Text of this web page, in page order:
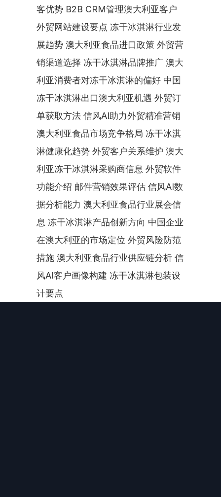
客优势 B2B CRM管理澳大利亚客户
外贸网站建设要点 冻干冰淇淋行业发
展趋势 澳大利亚食品进口政策 外贸营
销渠道选择 冻干冰淇淋品牌推广 澳大
利亚消费者对冻干冰淇淋的偏好 中国
冻干冰淇淋出口澳大利亚机遇 外贸订
单获取方法 信风AI助力外贸精准营销
澳大利亚食品市场竞争格局 冻干冰淇
淋健康化趋势 外贸客户关系维护 澳大
利亚冻干冰淇淋采购商信息 外贸软件
功能介绍 邮件营销效果评估 信风AI数
据分析能力 澳大利亚食品行业展会信
息 冻干冰淇淋产品创新方向 中国企业
在澳大利亚的市场定位 外贸风险防范
措施 澳大利亚食品行业供应链分析 信
风AI客户画像构建 冻干冰淇淋包装设
计要点